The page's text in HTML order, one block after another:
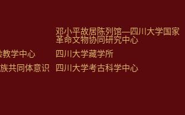
邓小平故居陈列馆—四川大学国家
革命文物协同研究中心
学中心
四川大学藏学所
共同体意识 四川大学考古科学中心